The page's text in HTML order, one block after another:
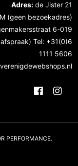
Adres: de Jister 21
(geen bezoekadres)
6-019
Tel: +31(0)6
1111 5606
PERFORMANCE.